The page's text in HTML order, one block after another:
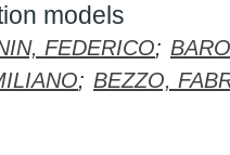
models
FEDERICO;
; BEZZO,